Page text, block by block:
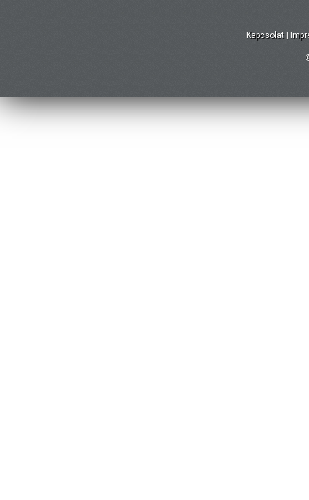
Kapcsolat |